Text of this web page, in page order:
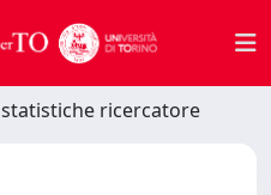
statistiche ricercatore